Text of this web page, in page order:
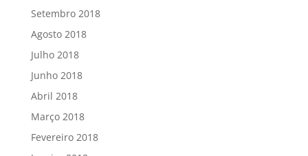
Setembro 2018
Agosto 2018
Julho 2018
Junho 2018
Abril 2018
Março 2018
Fevereiro 2018